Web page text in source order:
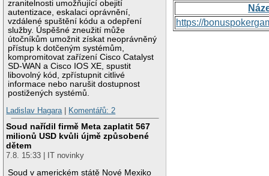
zranitelnosti umožňující obejití
autentizace, eskalaci oprávnění,
vzdálené spuštění kódu a odepření
služby. Úspěšné zneužití může
útočníkům umožnit získat neoprávněný
přístup k dotčeným systémům,
kompromitovat zařízení Cisco Catalyst
SD-WAN a Cisco IOS XE, spustit
libovolný kód, zpřístupnit citlivé
informace nebo narušit dostupnost
postižených systémů.
Ladislav Hagara| Komentářů: 2
Soud nařídil firmě Meta zaplatit 567
milionů USD kvůli újmě způsobené
dětem
7.8. 15:33 | IT novinky
Soud v americkém státě Nové Mexiko
https://